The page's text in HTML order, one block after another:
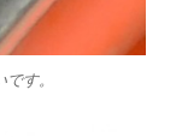
す。